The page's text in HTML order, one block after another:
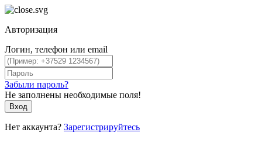
Авторизация
Логин, телефон или email
Забыли пароль?
Не заполнены необходимые поля!
Вход
Нет аккаунта? Зарегистрируйтесь